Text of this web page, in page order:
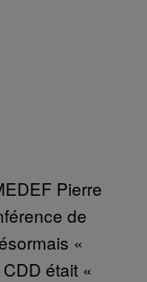
Pierre
de
«
était «